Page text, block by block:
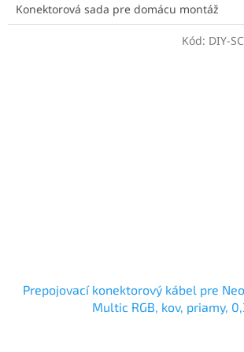
Konektorová sada pre domácu montáž
Prepojovací konektorový kábel pre
Multic RGB, kov, priamy,
Kód: DIY-